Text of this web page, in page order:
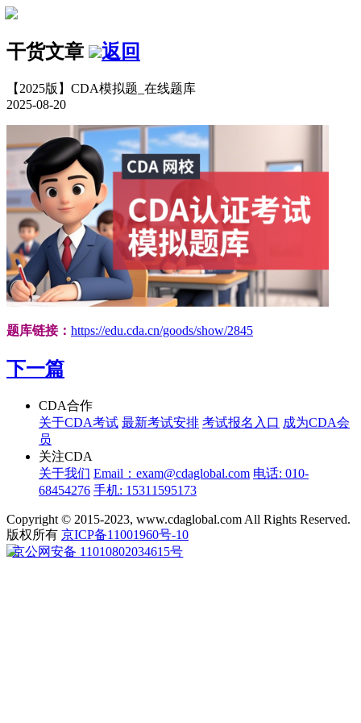
干货文章 返回
【2025版】CDA模拟题_在线题库
2025-08-20
题库链接： https://edu.cda.cn/goods/show/2845
下一篇
CDA合作
关于CDA考试 最新考试安排 考试报名入口 成为CDA会
员
关注CDA
关于我们 Email：exam@cdaglobal.com 电话: 010-
68454276 手机: 15311595173
Copyright © 2015-2023, www.cdaglobal.com All Rights Reserved.
版权所有 京ICP备11001960号-10
京公网安备 11010802034615号